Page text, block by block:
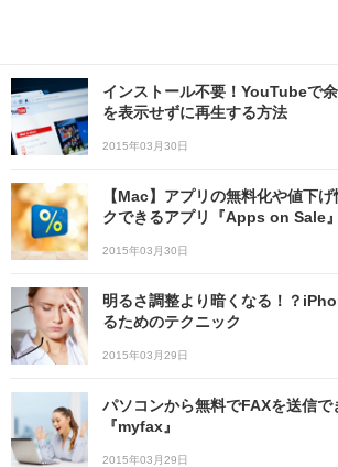
インストール不要！YouTubeで
を表示せずに再生する方法
2015年03月30日
【Mac】アプリの無料化や値下
クできるアプリ『Apps on Sale』
2015年03月30日
明るさ調整より暗くなる！？
るためのテクニック
2015年03月29日
パソコンから無料でFAXを送信
『myfax』
2015年03月29日